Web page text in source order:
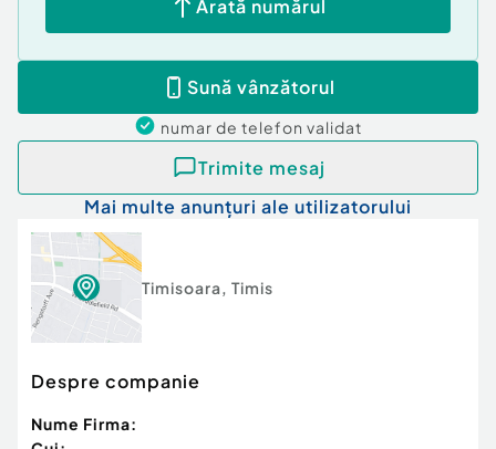
Arată numărul
Sună vânzătorul
numar de telefon validat
Trimite mesaj
Mai multe anunțuri ale utilizatorului
Timisoara, Timis
Despre companie
Nume Firma: